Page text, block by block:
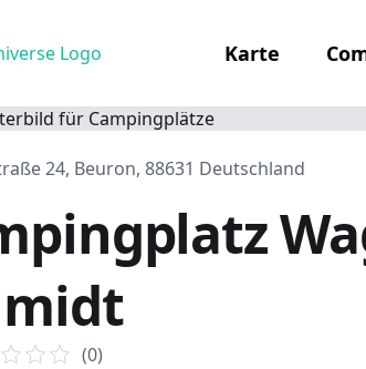
Karte
24, Beuron, 88631 Deutschland
(0)